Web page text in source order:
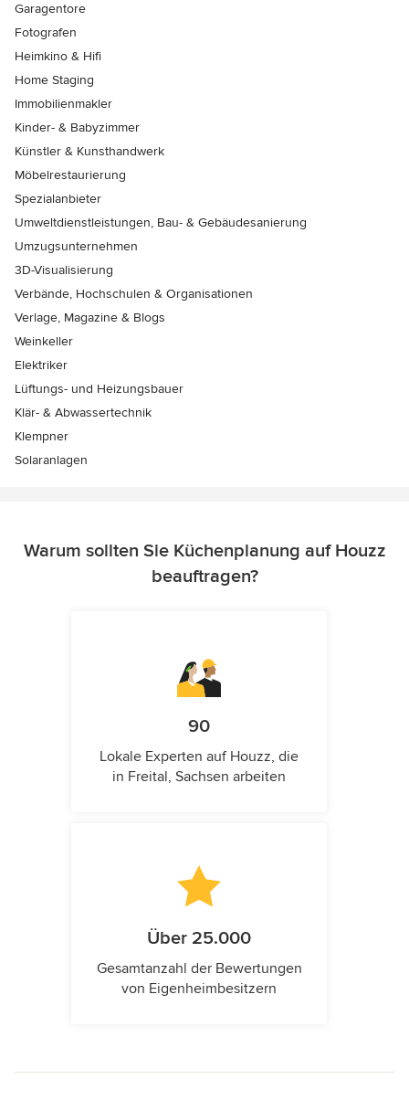
Garagentore
Fotografen
Heimkino & Hifi
Home Staging
Immobilienmakler
Kinder- & Babyzimmer
Künstler & Kunsthandwerk
Möbelrestaurierung
Spezialanbieter
Umweltdienstleistungen, Bau- & Gebäudesanierung
Umzugsunternehmen
3D-Visualisierung
Verbände, Hochschulen & Organisationen
Verlage, Magazine & Blogs
Weinkeller
Elektriker
Lüftungs- und Heizungsbauer
Klär- & Abwassertechnik
Klempner
Solaranlagen
Warum sollten Sie Küchenplanung auf Houzz
beauftragen?
90
Lokale Experten auf Houzz, die
in Freital, Sachsen arbeiten
Über 25.000
Gesamtanzahl der Bewertungen
von Eigenheimbesitzern